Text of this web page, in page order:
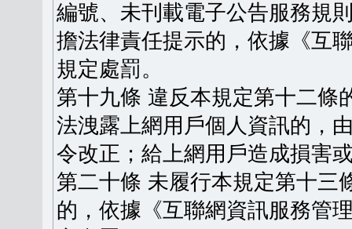
編號、未刊載電子公告服務規
擔法律責任提示的，依據《互
規定處罰。
第十九條 違反本規定第十二條
法洩露上網用戶個人資訊的，
令改正；給上網用戶造成損害
第二十條 未履行本規定第十三
的，依據《互聯網資訊服務管